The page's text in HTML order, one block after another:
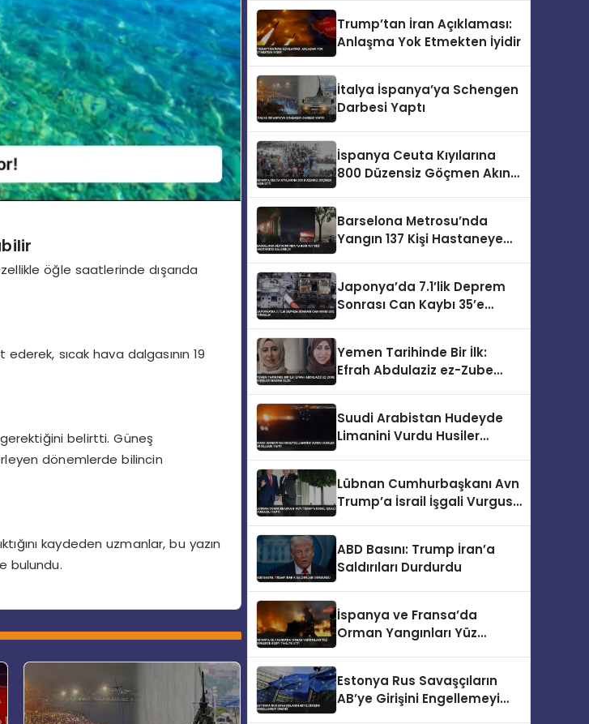
öğle saatlerinde dışarıda
sıcak hava dalgasının 19
gerektiğini belirtti. Güneş
dönemlerde bilincin
kaydeden uzmanlar, bu yazın
bulundu.
Trump’tan İran Açıklaması:
Anlaşma Yok Etmekten İyidir
İtalya İspanya’ya Schengen
Darbesi Yaptı
İspanya Ceuta Kıyılarına
800 Düzensiz Göçmen Akın
Barselona Metrosu’nda
Yangın 137 Kişi Hastaneye
Japonya’da 7.1’lik Deprem
Sonrası Can Kaybı 35’e
Yemen Tarihinde Bir İlk:
Efrah Abdulaziz ez-Zube
Suudi Arabistan Hudeyde
Limanini Vurdu Husiler
Lübnan Cumhurbaşkanı Avn
Trump’a İsrail İşgali Vurgusu
ABD Basını: Trump İran’a
Saldırıları Durdurdu
İspanya ve Fransa’da
Orman Yangınları Yüz
Estonya Rus Savaşçıların
AB’ye Girişini Engellemeyi